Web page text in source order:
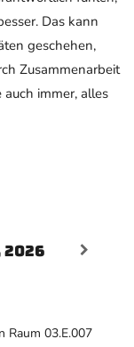
Das kann
geschehen,
Zusammenarbeit
immer, alles
Raum 03.E.007